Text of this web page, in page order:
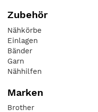
Zubehör
Nähkörbe
Einlagen
Bänder
Garn
Nähhilfen
Marken
Brother